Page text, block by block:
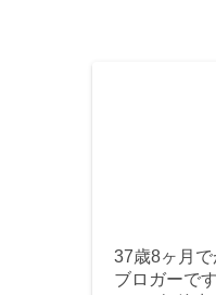
37歳8ヶ月
ブロガーで